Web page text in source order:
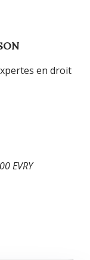
en droit
EVRY